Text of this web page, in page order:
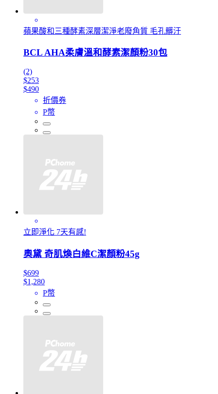
蘋果酸和三種酵素深層潔淨老廢角質 毛孔髒汙
BCL AHA柔膚溫和酵素潔顏粉30包
(2)
$253
$490
折價券
P幣
立即淨化 7天有感!
奧黛 奇肌煥白維C潔顏粉45g
$699
$1,280
P幣